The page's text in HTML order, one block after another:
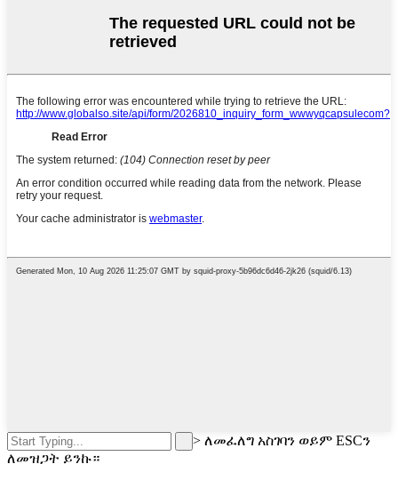
> ለመፈለግ አስገባን ወይም ESCን
ለመዝጋት ይንኩ።